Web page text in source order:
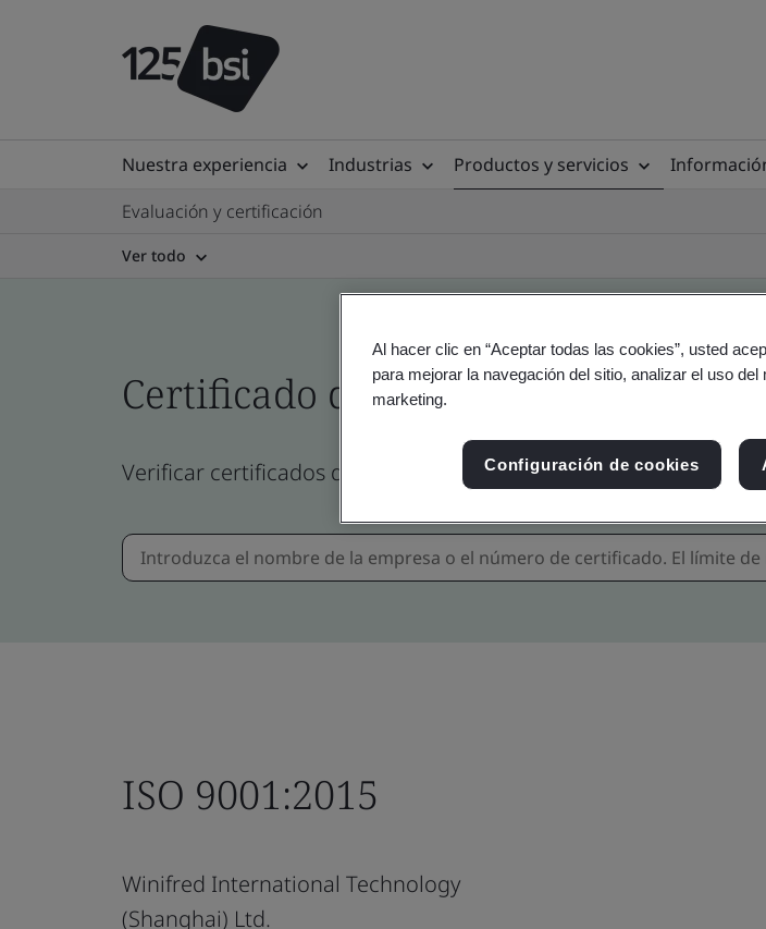
Nuestra experiencia Industrias Productos y servicios
Evaluación y certificación
Ver todo
Certificado del directorio de
Verificar certificados de empresa, sitio y producto - Validación y
ISO 9001:2015
Winifred International Technology
(Shanghai) Ltd.
Al hacer clic en “Aceptar todas las cookies”, usted
para mejorar la navegación del sitio, analizar el uso
marketing.
Configuración de cookies